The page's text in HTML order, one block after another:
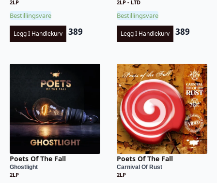
2LP
Bestillingsvare
Legg I Handlekurv 389
2LP - LTD
Bestillingsvare
Legg I Handlekurv 389
Poets Of The Fall
Ghostlight
2LP
Poets Of The Fall
Carnival Of Rust
2LP